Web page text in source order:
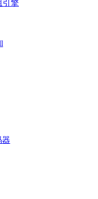
引擎
器